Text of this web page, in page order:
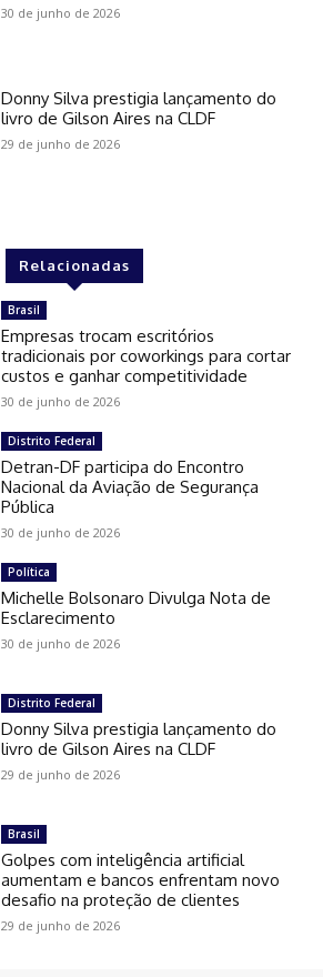
30 de junho de 2026
Donny Silva prestigia lançamento do
livro de Gilson Aires na CLDF
29 de junho de 2026
Relacionadas
Brasil
Empresas trocam escritórios
tradicionais por coworkings para cortar
custos e ganhar competitividade
30 de junho de 2026
Distrito Federal
Detran-DF participa do Encontro
Nacional da Aviação de Segurança
Pública
30 de junho de 2026
Política
Michelle Bolsonaro Divulga Nota de
Esclarecimento
30 de junho de 2026
Distrito Federal
Donny Silva prestigia lançamento do
livro de Gilson Aires na CLDF
29 de junho de 2026
Brasil
Golpes com inteligência artificial
aumentam e bancos enfrentam novo
desafio na proteção de clientes
29 de junho de 2026